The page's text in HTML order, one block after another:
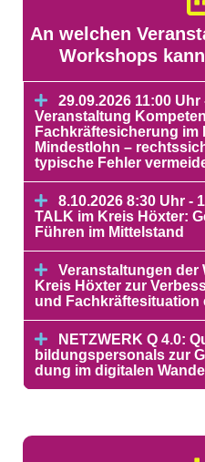
An welchen
Workshops
29.09.2026 11:00
Veranstaltung
Fachkräftesicherung im
Mindestlohn –
typische Fehler
8.10.2026 8:30 Uhr -
TALK im Kreis Höxter:
Führen im Mittelstand
Veranstaltungen der
Kreis Höxter zur
und Fachkräftesituation
NETZ­WERK Q 4.0:
bil­dungs­per­so­nals zur
dung im di­gi­ta­len Wan­del